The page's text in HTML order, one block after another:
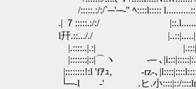
/:::::.:/:/`─'─‐'' ﾍ::::l:::::
.| ７:::::.:/:/ |::.l.......r‐--
l幵.::..././ |..::|.....|幵幵
|.::::..|.:|
|:::::::|::|⌒ヽ -─ ､
|::::::::!:l 'fｱｭ, -rz-､
└─‐l ゞ‐' .ヒ.小::::|::/::::lr‐､